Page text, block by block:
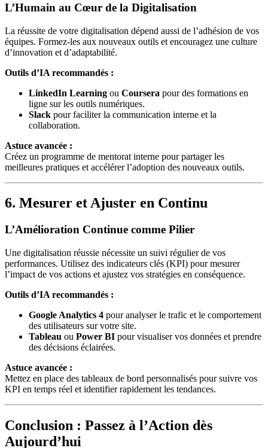
L’Humain au Cœur de la Digitalisation
La réussite de votre digitalisation dépend aussi de l’adhésion de vos
équipes. Formez-les aux nouveaux outils et encouragez une culture
d’innovation et d’adaptabilité.
Outils d’IA recommandés :
LinkedIn Learning ou Coursera pour des formations en
ligne sur les outils numériques.
Slack pour faciliter la communication interne et la
collaboration.
Astuce avancée :
Créez un programme de mentorat interne pour partager les
meilleures pratiques et accélérer l’adoption des nouveaux outils.
6. Mesurer et Ajuster en Continu
L’Amélioration Continue comme Pilier
Une digitalisation réussie nécessite un suivi régulier de vos
performances. Utilisez des indicateurs clés (KPI) pour mesurer
l’impact de vos actions et ajustez vos stratégies en conséquence.
Outils d’IA recommandés :
Google Analytics 4 pour analyser le trafic et le comportement
des utilisateurs sur votre site.
Tableau ou Power BI pour visualiser vos données et prendre
des décisions éclairées.
Astuce avancée :
Mettez en place des tableaux de bord personnalisés pour suivre vos
KPI en temps réel et identifier rapidement les tendances.
Conclusion : Passez à l’Action dès
Aujourd’hui